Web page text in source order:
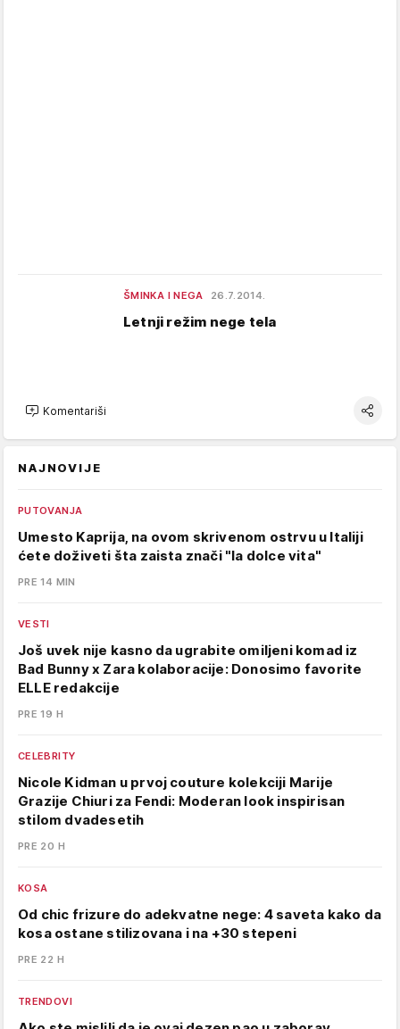
ŠMINKA I NEGA 26.7.2014.
Letnji režim nege tela
Komentariši
NAJNOVIJE
PUTOVANJA
Umesto Kaprija, na ovom skrivenom ostrvu u Italiji
ćete doživeti šta zaista znači "la dolce vita"
PRE 14 MIN
VESTI
Još uvek nije kasno da ugrabite omiljeni komad iz
Bad Bunny x Zara kolaboracije: Donosimo favorite
ELLE redakcije
PRE 19 H
CELEBRITY
Nicole Kidman u prvoj couture kolekciji Marije
Grazije Chiuri za Fendi: Moderan look inspirisan
stilom dvadesetih
PRE 20 H
KOSA
Od chic frizure do adekvatne nege: 4 saveta kako da
kosa ostane stilizovana i na +30 stepeni
PRE 22 H
TRENDOVI